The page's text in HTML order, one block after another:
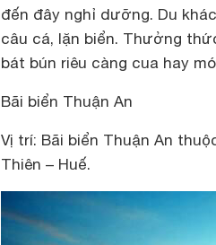
đến đây nghỉ dưỡng. Du
câu cá, lặn biển. Thưởng
bát bún riêu càng cua hay
Bãi biển Thuận An
Vị trí: Bãi biển Thuận An
Thiên – Huế.